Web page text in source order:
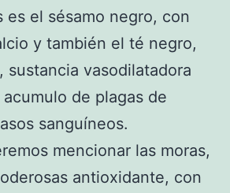
es el sésamo negro, con
y también el té negro,
sustancia vasodilatadora
de plagas de
sanguíneos.
mencionar las moras,
antioxidante, con